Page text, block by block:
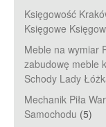
Księgowość
Księgowe
Meble na wymiar
zabudowę meble
Schody Lady
Mechanik Piła
Samochodu (5)